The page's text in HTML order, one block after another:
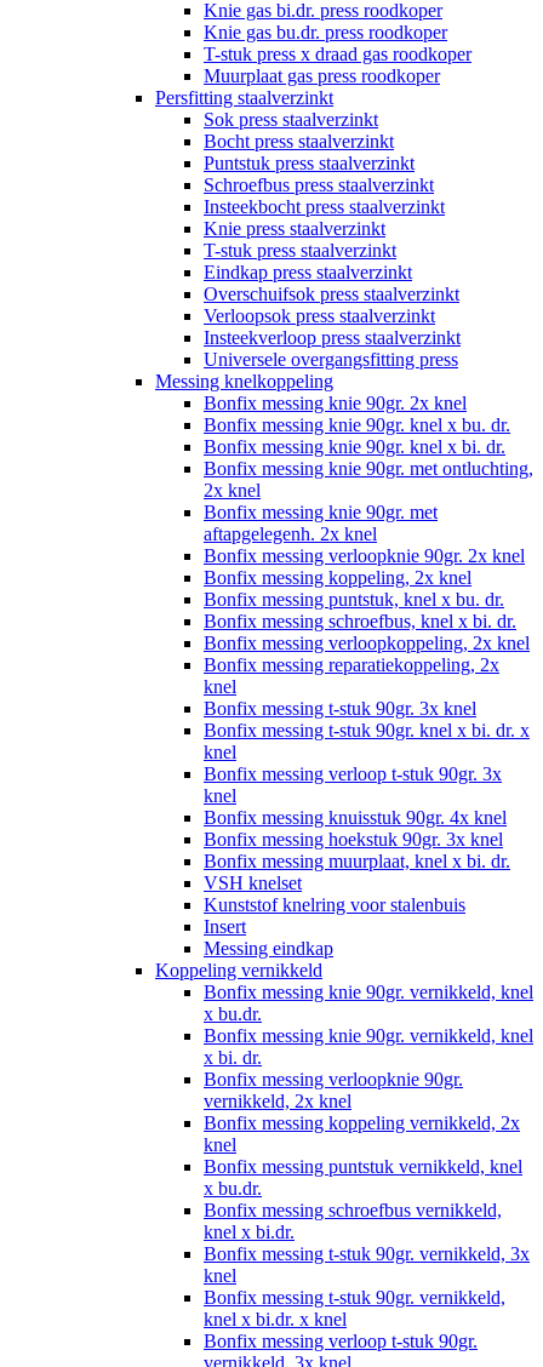
Knie gas bi.dr. press roodkoper
Knie gas bu.dr. press roodkoper
T-stuk press x draad gas roodkoper
Muurplaat gas press roodkoper
Persfitting staalverzinkt
Sok press staalverzinkt
Bocht press staalverzinkt
Puntstuk press staalverzinkt
Schroefbus press staalverzinkt
Insteekbocht press staalverzinkt
Knie press staalverzinkt
T-stuk press staalverzinkt
Eindkap press staalverzinkt
Overschuifsok press staalverzinkt
Verloopsok press staalverzinkt
Insteekverloop press staalverzinkt
Universele overgangsfitting press
Messing knelkoppeling
Bonfix messing knie 90gr. 2x knel
Bonfix messing knie 90gr. knel x bu. dr.
Bonfix messing knie 90gr. knel x bi. dr.
Bonfix messing knie 90gr. met ontluchting,
2x knel
Bonfix messing knie 90gr. met
aftapgelegenh. 2x knel
Bonfix messing verloopknie 90gr. 2x knel
Bonfix messing koppeling, 2x knel
Bonfix messing puntstuk, knel x bu. dr.
Bonfix messing schroefbus, knel x bi. dr.
Bonfix messing verloopkoppeling, 2x knel
Bonfix messing reparatiekoppeling, 2x
knel
Bonfix messing t-stuk 90gr. 3x knel
Bonfix messing t-stuk 90gr. knel x bi. dr. x
knel
Bonfix messing verloop t-stuk 90gr. 3x
knel
Bonfix messing knuisstuk 90gr. 4x knel
Bonfix messing hoekstuk 90gr. 3x knel
Bonfix messing muurplaat, knel x bi. dr.
VSH knelset
Kunststof knelring voor stalenbuis
Insert
Messing eindkap
Koppeling vernikkeld
Bonfix messing knie 90gr. vernikkeld, knel
x bu.dr.
Bonfix messing knie 90gr. vernikkeld, knel
x bi. dr.
Bonfix messing verloopknie 90gr.
vernikkeld, 2x knel
Bonfix messing koppeling vernikkeld, 2x
knel
Bonfix messing puntstuk vernikkeld, knel
x bu.dr.
Bonfix messing schroefbus vernikkeld,
knel x bi.dr.
Bonfix messing t-stuk 90gr. vernikkeld, 3x
knel
Bonfix messing t-stuk 90gr. vernikkeld,
knel x bi.dr. x knel
Bonfix messing verloop t-stuk 90gr.
vernikkeld, 3x knel